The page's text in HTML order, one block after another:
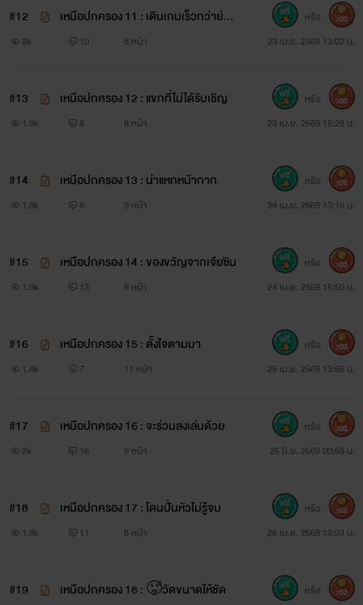
#12
เหนือปกครอง 11 : เดินเกมเร็วกว่าย่อม
ชนะ
2k 10 8 หน้า 23 เม.ย. 2569 13:02 น.
หรือ 300
#13 เหนือปกครอง 12 : แขกที่ไม่ได้รับเชิญ
1.9k 8 8 หน้า 23 เม.ย. 2569 15:28 น.
หรือ 300
#14 เหนือปกครอง 13 : น่าแหกหน้ากาก
1.8k 6 9 หน้า 24 เม.ย. 2569 13:16 น.
หรือ 300
#15 เหนือปกครอง 14 : ของขวัญจากเจียซิน
1.9k 13 8 หน้า 24 เม.ย. 2569 15:50 น.
หรือ 300
#16 เหนือปกครอง 15 : ตั้งใจตามมา
1.8k 7 11 หน้า 25 เม.ย. 2569 13:56 น.
หรือ 300
#17 เหนือปกครอง 16 : จะร่วมลงเล่นด้วย
2k 15 9 หน้า 26 มิ.ย. 2569 00:58 น.
หรือ 300
#18 เหนือปกครอง 17 : โดนปั่นหัวไม่รู้จบ
1.9k 11 8 หน้า 26 เม.ย. 2569 13:03 น.
หรือ 300
#19 เหนือปกครอง 18 : 🥵วัดขนาดให้ชัด หรือ 300